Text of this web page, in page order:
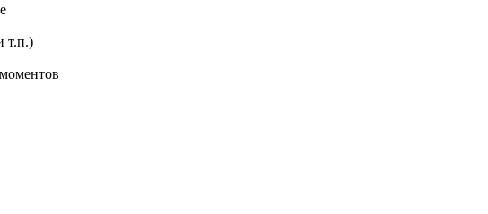
т.п.)